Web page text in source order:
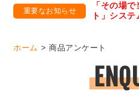
重要なお知らせ
「その場
ト」シス
ホーム 商品アンケート